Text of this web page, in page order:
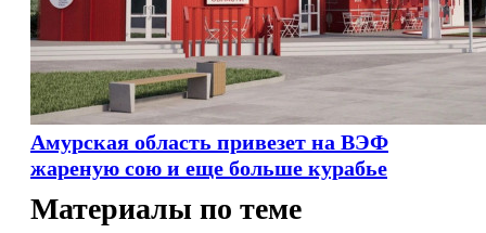
Амурская область привезет на ВЭФ
жареную сою и еще больше курабье
Материалы по теме